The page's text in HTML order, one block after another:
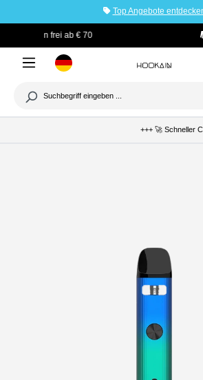
Top Angebote
PayPal Käuferschutz
+++ 🚀 Schneller